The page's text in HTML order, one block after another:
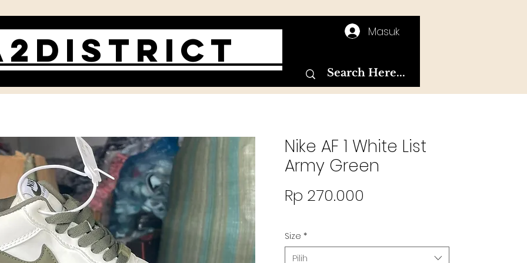
Masuk
Nike AF 1 White List
Army Green
Rp 270.000
Size *
Pilih